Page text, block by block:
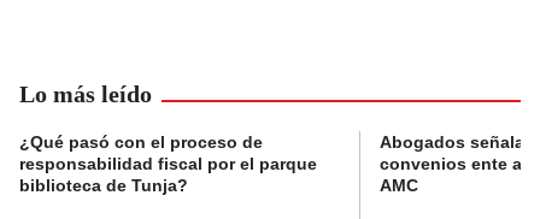
Lo más leído
¿Qué pasó con el proceso de
responsabilidad fiscal por el parque
biblioteca de Tunja?
Abogados
convenios ente
AMC